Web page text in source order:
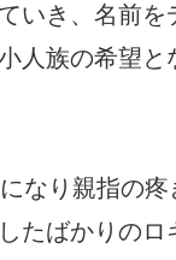
いき、名前を
人族の希望と
なり親指の疼
たばかりのロ